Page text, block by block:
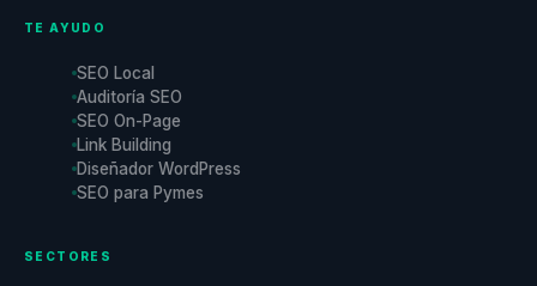
TE AYUDO
SEO Local
Auditoría SEO
SEO On-Page
Link Building
Diseñador WordPress
SEO para Pymes
SECTORES